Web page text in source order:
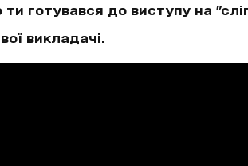
ти готувався до виступу на
викладачі.